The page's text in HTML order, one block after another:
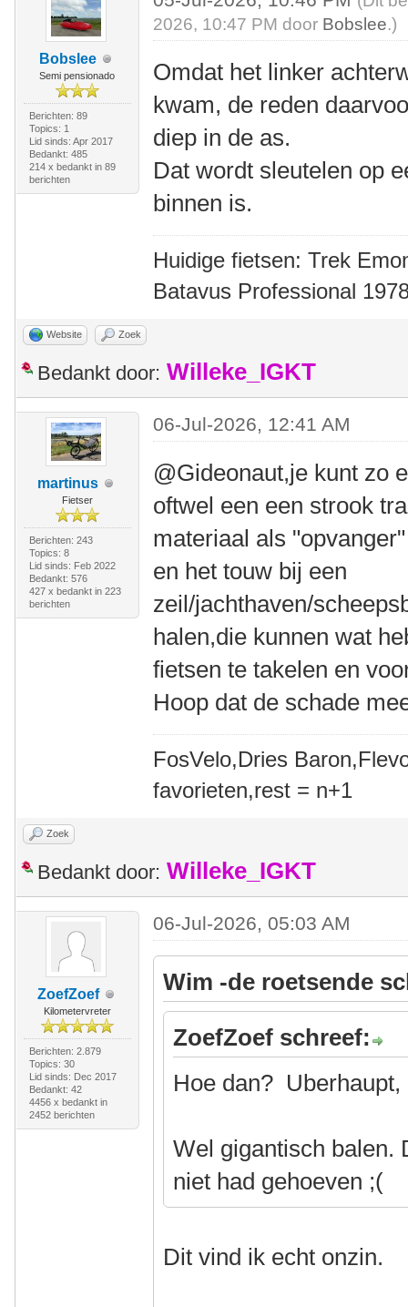
Bobslee
Semi pensionado
Berichten: 89
Topics: 1
Lid sinds: Apr 2017
Bedankt: 485
214 x bedankt in 89
berichten
2026, 10:47 PM door Bobslee.)
Omdat het linker
kwam, de reden
diep in de as.
Dat wordt sleutelen op
binnen is.
Huidige fietsen: Trek
Batavus Professional
Website Zoek
Bedankt door: Willeke_IGKT
martinus
Fietser
Berichten: 243
Topics: 8
Lid sinds: Feb 2022
Bedankt: 576
427 x bedankt in 223
berichten
06-Jul-2026, 12:41 AM
@Gideonaut,je kunt zo
oftwel een een strook
materiaal als
en het touw bij een
zeil/jachthaven/
halen,die kunnen wat
fietsen te takelen en
Hoop dat de schade
FosVelo,Dries
favorieten,rest = n+1
Zoek
Bedankt door: Willeke_IGKT
ZoefZoef
Kilometervreter
Berichten: 2.879
Topics: 30
Lid sinds: Dec 2017
Bedankt: 42
4456 x bedankt in
2452 berichten
06-Jul-2026, 05:03 AM
Wim -de roetsende
ZoefZoef schreef:
Hoe dan?
Wel gigantisch balen.
niet had gehoeven ;(
Dit vind ik echt onzin.